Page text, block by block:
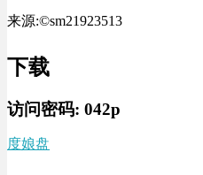
来源:©sm21923513
下载
访问密码: 042p
度娘盘